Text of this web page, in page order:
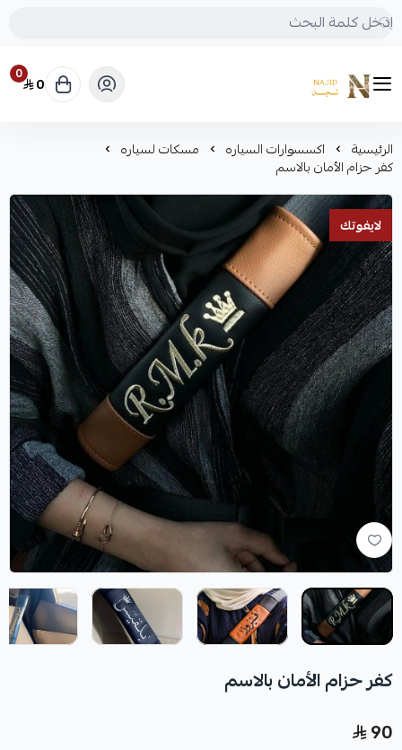
متجر نجد
0 0
الرئيسية اكسسوارات السياره مسكات لسياره
كفر حزام الأمان بالاسم
لايفوتك
كفر حزام الأمان بالاسم
90